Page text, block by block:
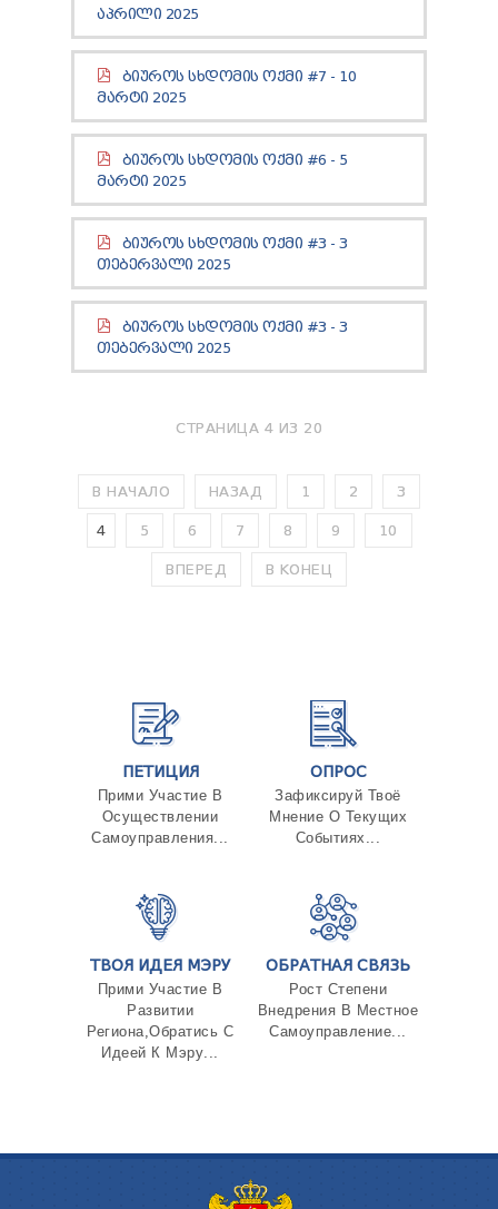
ОТЧЁТ ДЛЯ ПРЕДОСТАВЛЕНИЯ ПРЕЗИДЕНТУ И
ПАРЛАМЕНТУ
ТРЕБОВАНИЯ ПУБЛИЧНОЙ ИНФОРМАЦИИ
УПОЛНОМОЧЕННЫЙ ПО ЗАЩИТЕ
ПЕРСОНАЛЬНЫХ ДАННЫХ
ПРАВОВЕДЧЕСКИЕ РЕШЕНИЯ
ПРАВИЛА ОБЖАЛОВАНИЯ
ᲐᲞᲠᲘᲚᲘ 2025
ᲑᲘᲣᲠᲝᲡ ᲡᲮᲓᲝᲛᲘᲡ ᲝᲥᲛᲘ #7 - 10
ᲛᲐᲠᲢᲘ 2025
ᲑᲘᲣᲠᲝᲡ ᲡᲮᲓᲝᲛᲘᲡ ᲝᲥᲛᲘ #6 - 5
ᲛᲐᲠᲢᲘ 2025
ᲑᲘᲣᲠᲝᲡ ᲡᲮᲓᲝᲛᲘᲡ ᲝᲥᲛᲘ #3 - 3
ᲗᲔᲑᲔᲠᲕᲐᲚᲘ 2025
ᲑᲘᲣᲠᲝᲡ ᲡᲮᲓᲝᲛᲘᲡ ᲝᲥᲛᲘ #3 - 3
ᲗᲔᲑᲔᲠᲕᲐᲚᲘ 2025
СТРАНИЦА 4 ИЗ 20
В НАЧАЛО НАЗАД 1 2 3
4 5 6 7 8 9 10
ВПЕРЕД В КОНЕЦ
ПЕТИЦИЯ
Прими Участие В
Осуществлении
Самоуправления...
ОПРОС
Зафиксируй Твоё
Мнение О Текущих
Событиях...
ТВОЯ ИДЕЯ МЭРУ
Прими Участие В
Развитии
Региона,Обратись С
Идеей К Мэру...
ОБРАТНАЯ СВЯЗЬ
Рост Степени
Внедрения В Местное
Самоуправление...